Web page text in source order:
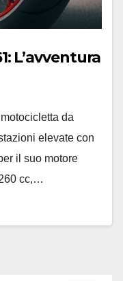
L’avventura
da
elevate con
il suo motore
cc,…